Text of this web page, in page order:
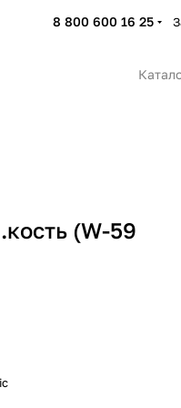
8 800 600 16 25
(W-59